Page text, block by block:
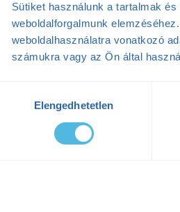
Sütiket használunk a tartalmak
weboldalforgalmunk
weboldalhasználatra vonatkozó
számukra vagy az Ön által
kiválasztásaElengedhetetlen